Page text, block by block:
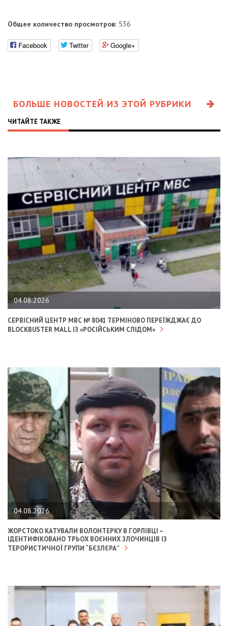
Общее количество просмотров: 536
Facebook Twitter Google+
БОЛЬШЕ НОВОСТЕЙ ИЗ ЭТОЙ РУБРИКИ
ЧИТАЙТЕ ТАКЖЕ
04.08.2026
СЕРВІСНИЙ ЦЕНТР МВС № 8041 ТЕРМІНОВО ПЕРЕЇЖДЖАЄ ДО
BLOCKBUSTER MALL ІЗ «РОСІЙСЬКИМ СЛІДОМ»
04.08.2026
ЖОРСТОКО КАТУВАЛИ ВОЛОНТЕРКУ В ГОРЛІВЦІ –
ІДЕНТИФІКОВАНО ТРЬОХ ВОЄННИХ ЗЛОЧИНЦІВ ІЗ
ТЕРОРИСТИЧНОЇ ГРУПИ “БЄЗЛЄРА”